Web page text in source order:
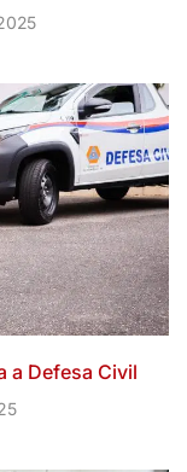
a Defesa Civil